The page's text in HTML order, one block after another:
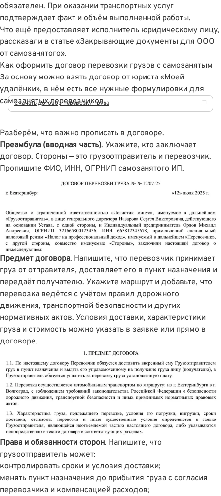
обязателен. При оказании транспортных услуг
подтверждает факт и объём выполненной работы.
Что ещё предоставляет исполнитель юридическому лицу,
рассказали в статье «Закрывающие документы для ООО
от самозанятого».
Как оформить договор перевозки грузов с самозанятым
За основу можно взять договор от юриста «Моей
удалёнки», в нём есть все нужные формулировки для
самозанятых перевозчиков.
Скачать договор перевозки груза
Разберём, что важно прописать в договоре.
Преамбула (вводная часть). Укажите, кто заключает
договор. Стороны — это грузоотправитель и перевозчик.
Пропишите ФИО, ИНН, ОГРНИП самозанятого ИП.
Предмет договора. Напишите, что перевозчик принимает
груз от отправителя, доставляет его в пункт назначения и
передаёт получателю. Укажите маршрут и добавьте, что
перевозка ведётся с учётом правил дорожного
движения, транспортной безопасности и других
нормативных актов. Условия доставки, характеристики
груза и стоимость можно указать в заявке или прямо в
договоре.
Права и обязанности сторон. Напишите, что
грузоотправитель может:
контролировать сроки и условия доставки;
менять пункт назначения до прибытия груза с согласия
перевозчика и компенсацией расходов;